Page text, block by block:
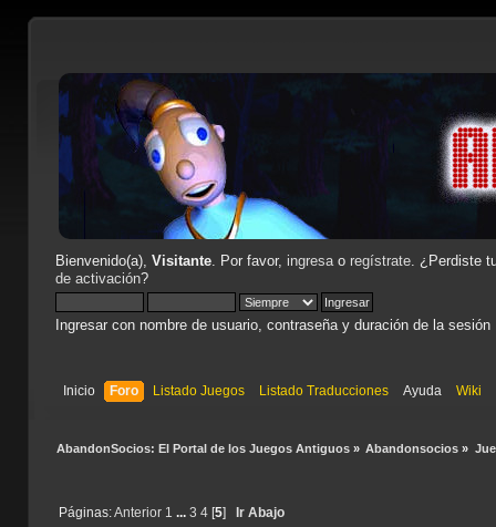
Bienvenido(a), Visitante. Por favor, ingresao regístrate. ¿Perdiste
de activación?
Ingresar con nombre de usuario, contraseña y duración de la sesión
Inicio Foro Listado Juegos Listado Traducciones Ayuda Wiki
AbandonSocios: El Portal de los Juegos Antiguos» Abandonsocios »
Páginas:Anterior 1 ... 3 4[5] Ir Abajo